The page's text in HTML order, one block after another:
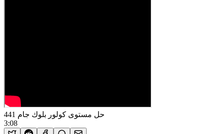
حل مستوى كولور بلوك جام 441
3:08